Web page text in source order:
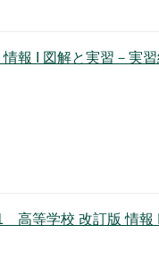
報 I 図解と実習－実習
高等学校 改訂版 情報